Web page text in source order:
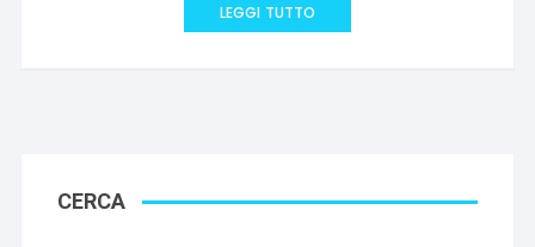
LEGGI TUTTO
CERCA